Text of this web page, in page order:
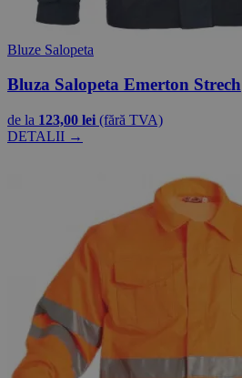
Bluze Salopeta
Bluza Salopeta Emerton Strech
de la 123,00 lei (fără TVA)
DETALII →